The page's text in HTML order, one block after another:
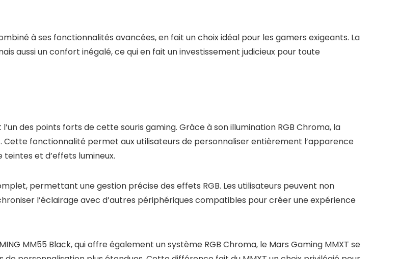
à ses fonctionnalités avancées, en fait un choix idéal pour les gamers exigeants. La
aussi un confort inégalé, ce qui en fait un investissement judicieux pour toute
des points forts de cette souris gaming. Grâce à son illumination RGB Chroma, la
Cette fonctionnalité permet aux utilisateurs de personnaliser entièrement l’apparence
et d’effets lumineux.
permettant une gestion précise des effets RGB. Les utilisateurs peuvent non
l’éclairage avec d’autres périphériques compatibles pour créer une expérience
MM55 Black, qui offre également un système RGB Chroma, le Mars Gaming MMXT se